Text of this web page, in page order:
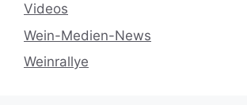
Videos
Wein-Medien-News
Weinrallye